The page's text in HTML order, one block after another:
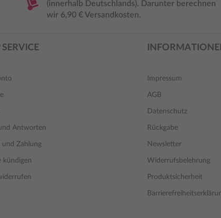
(innerhalb Deutschlands). Darunter berechnen
wir 6,90 € Versandkosten.
Antworten
und Zahlung
kündigen
Impressum
AGB
Datenschutz
Rückgabe
Newsletter
Widerrufsbelehrung
Produktsicherheit